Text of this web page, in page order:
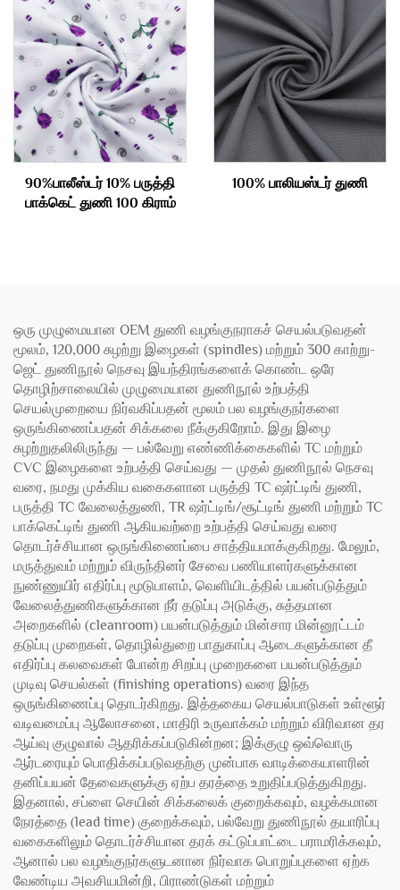
90%பாலீஸ்டர் 10% பருத்தி
பாக்கெட் துணி 100 கிராம்
100% பாலியஸ்டர் துணி
ஒரு முழுமையான OEM துணி வழங்குநராகச் செயல்படுவதன்
மூலம், 120,000 சுழற்று இழைகள் (spindles) மற்றும் 300 காற்று-
ஜெட் துணிநூல் நெசவு இயந்திரங்களைக் கொண்ட ஒரே
தொழிற்சாலையில் முழுமையான துணிநூல் உற்பத்தி
செயல்முறையை நிர்வகிப்பதன் மூலம் பல வழங்குநர்களை
ஒருங்கிணைப்பதன் சிக்கலை நீக்குகிறோம். இது இழை
சுழற்றுதலிலிருந்து — பல்வேறு எண்ணிக்கைகளில் TC மற்றும்
CVC இழைகளை உற்பத்தி செய்வது — முதல் துணிநூல் நெசவு
வரை, நமது முக்கிய வகைகளான பருத்தி TC ஷர்ட்டிங் துணி,
பருத்தி TC வேலைத்துணி, TR ஷர்ட்டிங்/சூட்டிங் துணி மற்றும் TC
பாக்கெட்டிங் துணி ஆகியவற்றை உற்பத்தி செய்வது வரை
தொடர்ச்சியான ஒருங்கிணைப்பை சாத்தியமாக்குகிறது. மேலும்,
மருத்துவம் மற்றும் விருந்தினர் சேவை பணியாளர்களுக்கான
நுண்ணுயிர் எதிர்ப்பு மூடுபாளம், வெளியிடத்தில் பயன்படுத்தும்
வேலைத்துணிகளுக்கான நீர் தடுப்பு அடுக்கு, சுத்தமான
அறைகளில் (cleanroom) பயன்படுத்தும் மின்சார மின்னூட்டம்
தடுப்பு முறைகள், தொழில்துறை பாதுகாப்பு ஆடைகளுக்கான தீ
எதிர்ப்பு கலவைகள் போன்ற சிறப்பு முறைகளை பயன்படுத்தும்
முடிவு செயல்கள் (finishing operations) வரை இந்த
ஒருங்கிணைப்பு தொடர்கிறது. இத்தகைய செயல்பாடுகள் உள்ளூர்
வடிவமைப்பு ஆலோசனை, மாதிரி உருவாக்கம் மற்றும் விரிவான தர
ஆய்வு குழுவால் ஆதரிக்கப்படுகின்றன; இக்குழு ஒவ்வொரு
ஆர்டரையும் பொதிக்கப்படுவதற்கு முன்பாக வாடிக்கையாளரின்
தனிப்பயன் தேவைகளுக்கு ஏற்ப தரத்தை உறுதிப்படுத்துகிறது.
இதனால், சப்ளை செயின் சிக்கலைக் குறைக்கவும், வழக்கமான
நேரத்தை (lead time) குறைக்கவும், பல்வேறு துணிநூல் தயாரிப்பு
வகைகளிலும் தொடர்ச்சியான தரக் கட்டுப்பாட்டை பராமரிக்கவும்,
ஆனால் பல வழங்குநர்களுடனான நிர்வாக பொறுப்புகளை ஏற்க
வேண்டிய அவசியமின்றி, பிராண்டுகள் மற்றும்